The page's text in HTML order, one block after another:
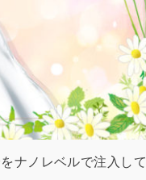
ナノレベルで注入して